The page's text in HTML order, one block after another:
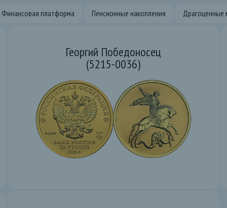
Финансовая платформа Пенсионные накопления Драгоценные
Георгий Победоносец
(5215-0036)